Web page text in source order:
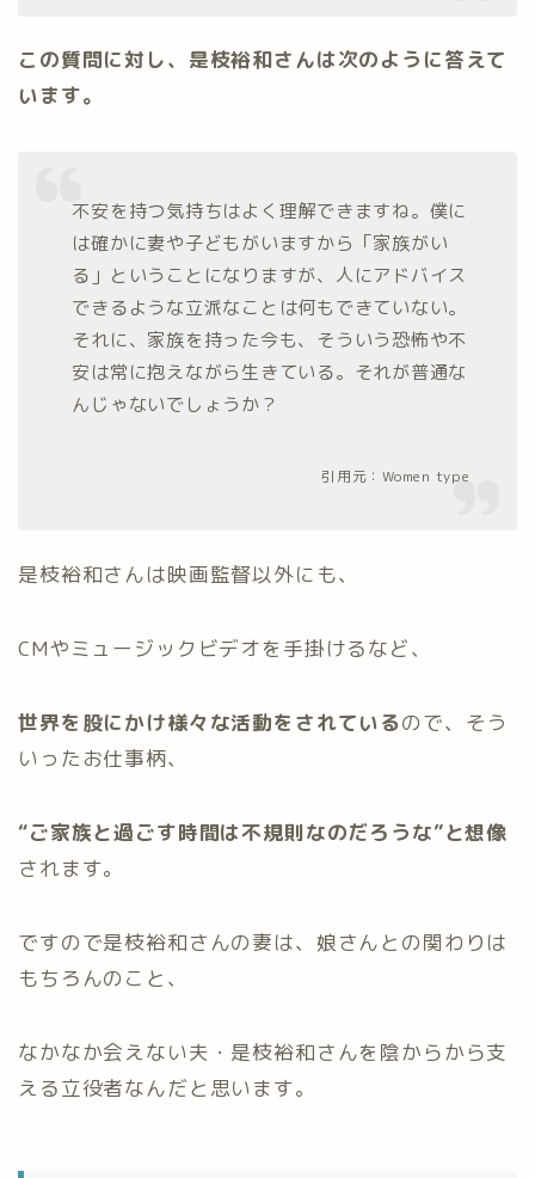
この質問に対し、是枝裕和さんは次のように答えて
います。
不安を持つ気持ちはよく理解できますね。僕に
は確かに妻や子どもがいますから「家族がい
る」ということになりますが、人にアドバイス
できるような立派なことは何もできていない。
それに、家族を持った今も、そういう恐怖や不
安は常に抱えながら生きている。それが普通な
んじゃないでしょうか？
引用元：Women type
是枝裕和さんは映画監督以外にも、
CMやミュージックビデオを手掛けるなど、
世界を股にかけ様々な活動をされているので、そう
いったお仕事柄、
“ご家族と過ごす時間は不規則なのだろうな”と想像
されます。
ですので是枝裕和さんの妻は、娘さんとの関わりは
もちろんのこと、
なかなか会えない夫・是枝裕和さんを陰からから支
える立役者なんだと思います。